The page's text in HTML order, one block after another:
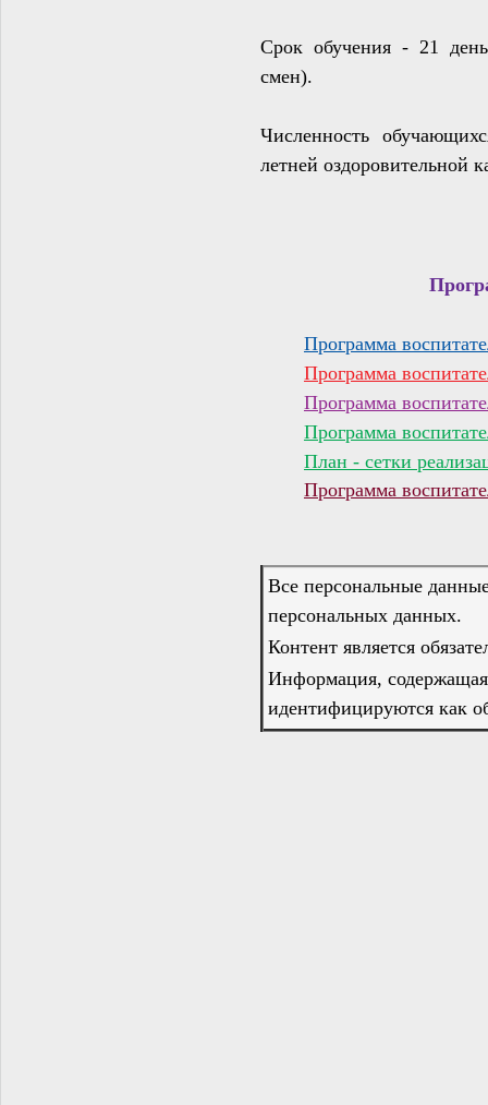
Срок обучения - 21
смен).
Численность
летней оздоровительной
Программа
Программа
Программа
Программа
План - сетки
Программа
Все персональные
персональных данных.
Контент является
Информация,
идентифицируются как